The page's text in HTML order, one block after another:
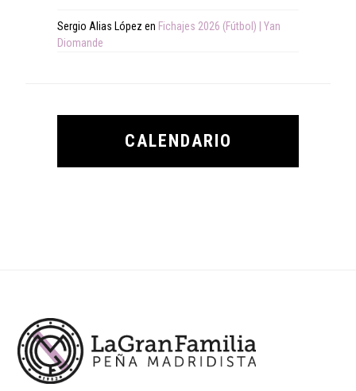
Sergio Alias López en Fichajes 2026 (Fútbol) | Yan
Diomande
CALENDARIO